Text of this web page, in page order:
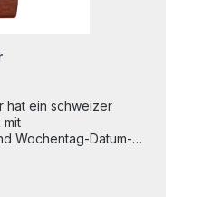
hat ein schweizer
mit
Wochentag-Datum-
besonders aufwendig
nach einem